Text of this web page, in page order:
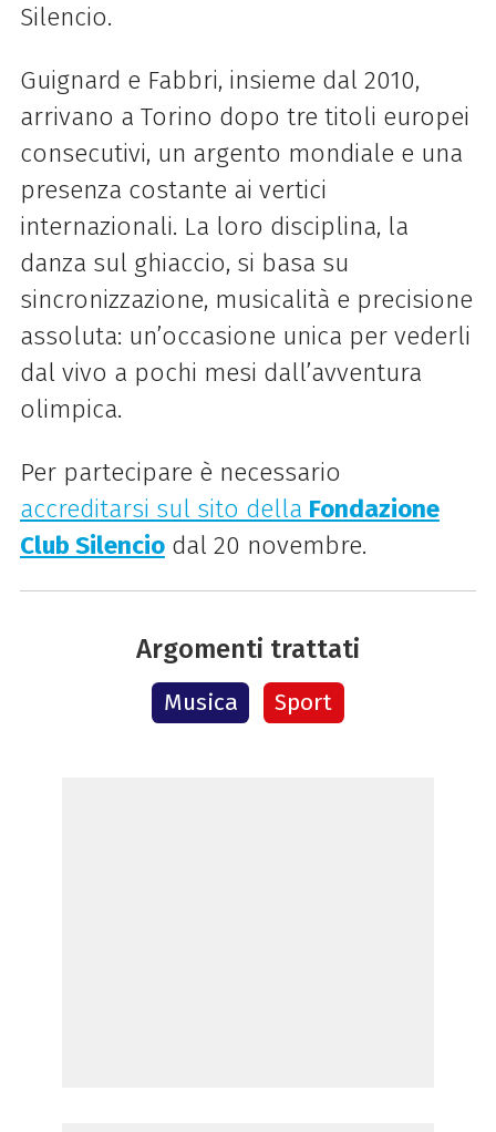
Silencio.
Guignard e Fabbri, insieme dal 2010,
arrivano a Torino dopo tre titoli europei
consecutivi, un argento mondiale e una
presenza costante ai vertici
internazionali. La loro disciplina, la
danza sul ghiaccio, si basa su
sincronizzazione, musicalità e precisione
assoluta: un’occasione unica per vederli
dal vivo a pochi mesi dall’avventura
olimpica.
Per partecipare è necessario
accreditarsi sul sito della Fondazione
Club Silenciodal 20 novembre.
Argomenti trattati
Musica Sport